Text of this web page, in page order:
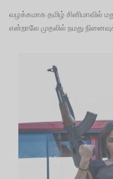
வழக்கமாக தமிழ்
என்றாலே முதலில் நமது